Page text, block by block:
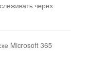
через
Microsoft 365